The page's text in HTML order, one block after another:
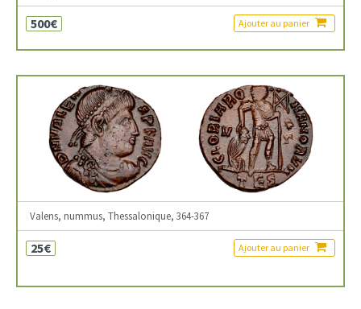
500€ Ajouter au panier
Valens, nummus, Thessalonique, 364-367
25€ Ajouter au panier